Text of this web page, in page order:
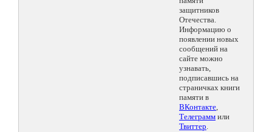
защитников
Отечества.
Информацию о
появлении новых
сообщений на
сайте можно
узнавать,
подписавшись на
страничках книги
памяти в
ВКонтакте,
Телеграмм или
Твиттер.